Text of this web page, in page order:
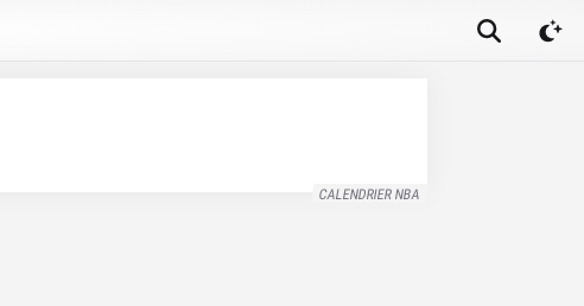
CALENDRIER NBA